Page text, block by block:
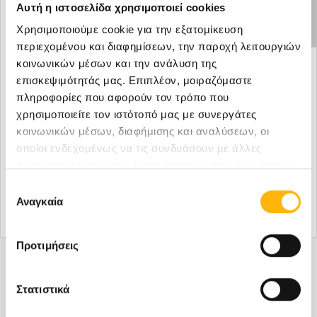
Αυτή η ιστοσελίδα χρησιμοποιεί cookies
Χρησιμοποιούμε cookie για την εξατομίκευση
περιεχομένου και διαφημίσεων, την παροχή λειτουργιών
κοινωνικών μέσων και την ανάλυση της
επισκεψιμότητάς μας. Επιπλέον, μοιραζόμαστε
πληροφορίες που αφορούν τον τρόπο που
χρησιμοποιείτε τον ιστότοπό μας με συνεργάτες
κοινωνικών μέσων, διαφήμισης και αναλύσεων, οι
οποίοι ενδεχομένως να τις συνδυάσουν με άλλες
των υπηρεσιών τους.
συγκατάθεσης
Αναγκαία
Προτιμήσεις
Στατιστικά
Παγκόσμια Ημέρα κατά του Καρκίνου